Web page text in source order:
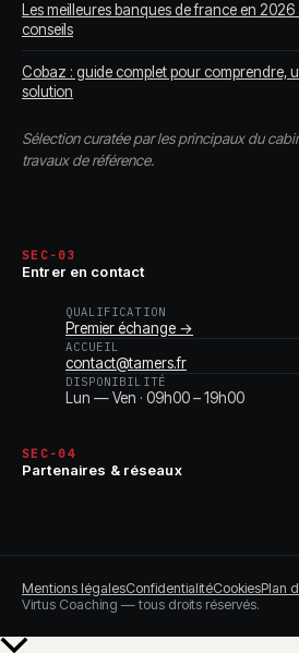
Les meilleures banques de france en 2026
conseils
Cobaz : guide complet pour comprendre,
solution
Sélection curatée par les principaux du
travaux de référence.
SEC-03
Entrer en contact
QUALIFICATION
Premier échange →
ACCUEIL
contact@tamers.fr
DISPONIBILITÉ
Lun — Ven · 09h00 – 19h00
SEC-04
Partenaires & réseaux
Mentions légalesConfidentialitéCookiesPlan
Virtus Coaching — tous droits réservés.